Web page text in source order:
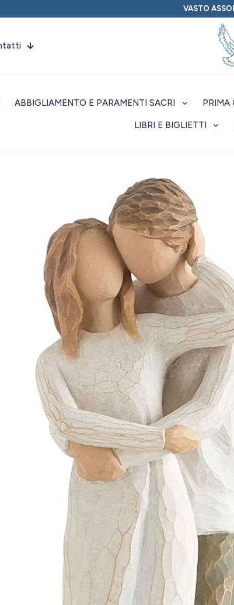
VASTO
ABBIGLIAMENTO E PARAMENTI SACRI PRIMA
LIBRI E BIGLIETTI